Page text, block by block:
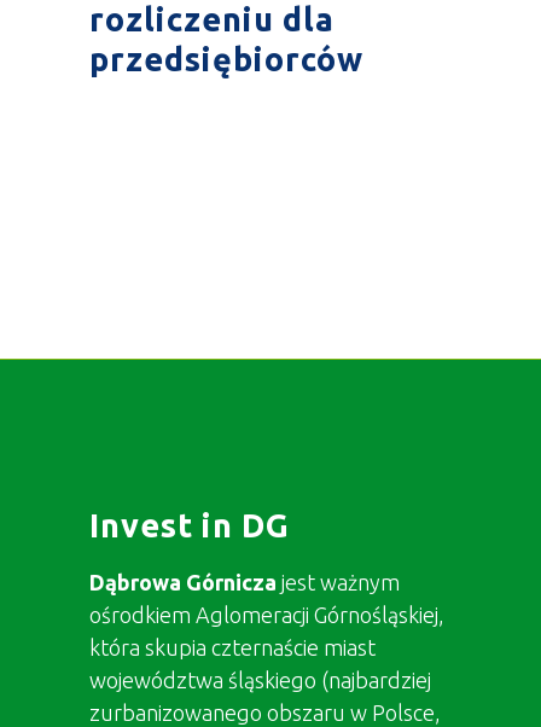
rozliczeniu dla
przedsiębiorców
Invest in DG
Dąbrowa Górnicza jest ważnym
ośrodkiem Aglomeracji Górnośląskiej,
która skupia czternaście miast
województwa śląskiego (najbardziej
zurbanizowanego obszaru w Polsce,